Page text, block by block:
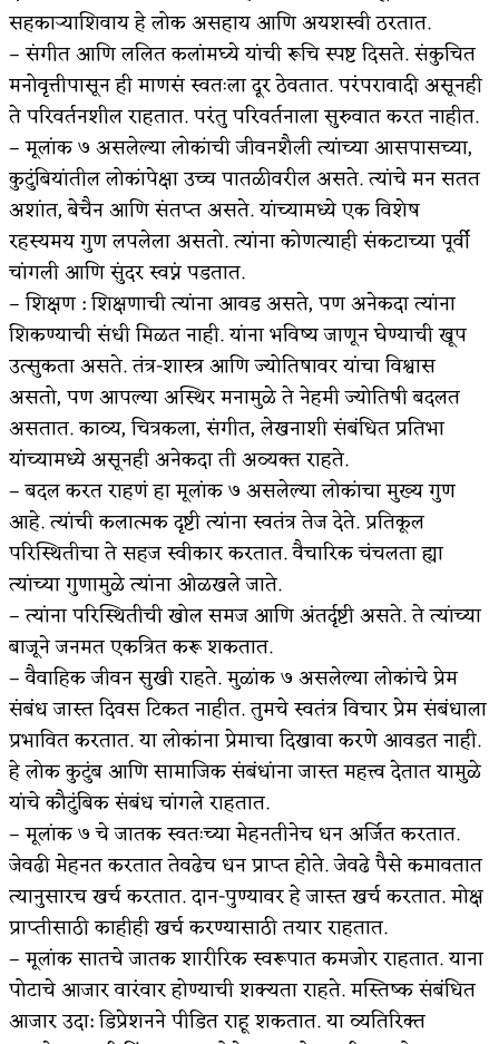
सहकाऱ्याशिवाय हे लोक असहाय आणि अयशस्वी ठरतात.
– संगीत आणि ललित कलांमघ्ये यांची रूचि स्पष्ट दिसते. संकुचित
मनोवृत्तीपासून ही माणसं स्वतःला दूर ठेवतात. परंपरावादी असूनही
ते परिवर्तनशील राहतात. परंतु परिवर्तनाला सुरुवात करत नाहीत.
– मूलांक ७ असलेल्या लोकांची जीवनशैली त्यांच्या आसपासच्या,
कुटुंबियांतील लोकांपेक्षा उच्च पातळीवरील असते. त्यांचे मन सतत
अशांत, बेचैन आणि संतप्त असते. यांच्यामध्ये एक विशेष
रहस्यमय गुण लपलेला असतो. त्यांना कोणत्याही संकटाच्या पूर्वी
चांगली आणि सुंदर स्वप्नं पडतात.
– शिक्षण : शिक्षणाची त्यांना आवड असते, पण अनेकदा त्यांना
शिकण्याची संधी मिळत नाही. यांना भविष्य जाणून घेण्याची खूप
उत्सुकता असते. तंत्र-शास्त्र आणि ज्योतिषावर यांचा विश्वास
असतो, पण आपल्या अस्थिर मनामुळे ते नेहमी ज्योतिषी बदलत
असतात. काव्य, चित्रकला, संगीत, लेखनाशी संबंधित प्रतिभा
यांच्यामध्ये असूनही अनेकदा ती अव्यक्त राहते.
– बदल करत राहणं हा मूलांक ७ असलेल्या लोकांचा मुख्य गुण
आहे. त्यांची कलात्मक दृष्टी त्यांना स्वतंत्र तेज देते. प्रतिकूल
परिस्थितीचा ते सहज स्वीकार करतात. वैचारिक चंचलता ह्या
त्यांच्या गुणामुळे त्यांना ओळखले जाते.
– त्यांना परिस्थितीची खोल समज आणि अंतर्दृष्टी असते. ते त्यांच्या
बाजूने जनमत एकत्रित करू शकतात.
– वैवाहिक जीवन सुखी राहते. मुळांक ७ असलेल्या लोकांचे प्रेम
संबंध जास्त दिवस टिकत नाहीत. तुमचे स्वतंत्र विचार प्रेम संबंधाला
प्रभावित करतात. या लोकांना प्रेमाचा दिखावा करणे आवडत नाही.
हे लोक कुटुंब आणि सामाजिक संबंधांना जास्त महत्त्व देतात यामुळे
यांचे कौटुंबिक संबंध चांगले राहतात.
– मूलांक ७ चे जातक स्वतःच्या मेहनतीनेच धन अर्जित करतात.
जेवढी मेहनत करतात तेवढेच धन प्राप्त होते. जेवढे पैसे कमावतात
त्यानुसारच खर्च करतात. दान-पुण्यावर हे जास्त खर्च करतात. मोक्ष
प्राप्तीसाठी काहीही खर्च करण्यासाठी तयार राहतात.
– मूलांक सातचे जातक शारीरिक स्वरूपात कमजोर राहतात. याना
पोटाचे आजार वारंवार होण्याची शक्यता राहते. मस्तिष्क संबंधित
आजार उदा: डिप्रेशनने पीडित राहू शकतात. या व्यतिरिक्त